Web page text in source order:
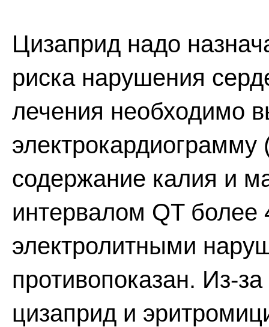
Цизаприд надо
риска нарушения
лечения необходимо
содержание калия и
интервалом QT более
электролитными
противопоказан. Из-
цизаприд и